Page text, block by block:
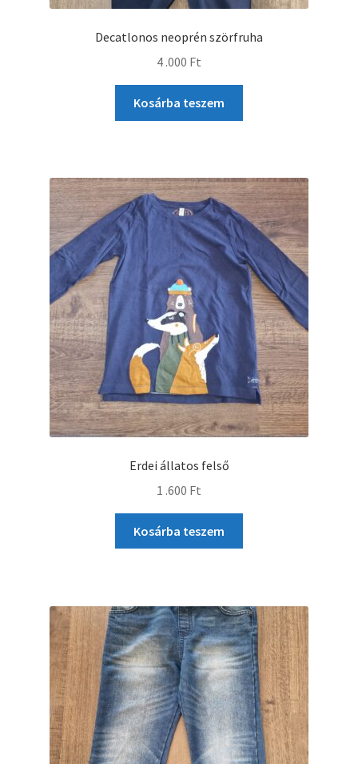
Decatlonos neoprén szörfruha
4 .000 Ft
Kosárba teszem
Erdei állatos felső
1 .600 Ft
Kosárba teszem